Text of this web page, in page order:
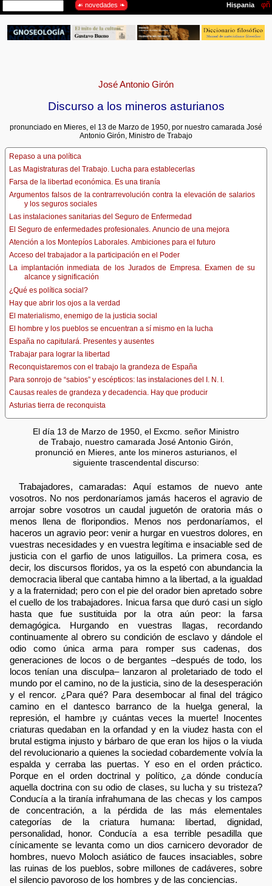
José Antonio Girón
Discurso a los mineros asturianos
pronunciado en Mieres, el 13 de Marzo de 1950, por nuestro camarada José
Antonio Girón, Ministro de Trabajo
Repaso a una política
Las Magistraturas del Trabajo. Lucha para establecerlas
Farsa de la libertad económica. Es una tiranía
Argumentos falsos de la contrarrevolución contra la elevación de salarios
y los seguros sociales
Las instalaciones sanitarias del Seguro de Enfermedad
El Seguro de enfermedades profesionales. Anuncio de una mejora
Atención a los Montepíos Laborales. Ambiciones para el futuro
Acceso del trabajador a la participación en el Poder
La implantación inmediata de los Jurados de Empresa. Examen de su
alcance y significación
¿Qué es política social?
Hay que abrir los ojos a la verdad
El materialismo, enemigo de la justicia social
El hombre y los pueblos se encuentran a sí mismo en la lucha
España no capitulará. Presentes y ausentes
Trabajar para lograr la libertad
Reconquistaremos con el trabajo la grandeza de España
Para sonrojo de “sabios” y escépticos: las instalaciones del I. N. I.
Causas reales de grandeza y decadencia. Hay que producir
Asturias tierra de reconquista
El día 13 de Marzo de 1950, el Excmo. señor Ministro
de Trabajo, nuestro camarada José Antonio Girón,
pronunció en Mieres, ante los mineros asturianos, el
siguiente trascendental discurso:
Trabajadores, camaradas: Aquí estamos de nuevo ante
vosotros. No nos perdonaríamos jamás haceros el agravio de
arrojar sobre vosotros un caudal juguetón de oratoria más o
menos llena de floripondios. Menos nos perdonaríamos, el
haceros un agravio peor: venir a hurgar en vuestros dolores, en
vuestras necesidades y en vuestra legítima e insaciable sed de
justicia con el garfio de unos latiguillos. La primera cosa, es
decir, los discursos floridos, ya os la espetó con abundancia la
democracia liberal que cantaba himno a la libertad, a la igualdad
y a la fraternidad; pero con el pie del orador bien apretado sobre
el cuello de los trabajadores. Inicua farsa que duró casi un siglo
hasta que fue sustituida por la otra aún peor: la farsa
demagógica. Hurgando en vuestras llagas, recordando
continuamente al obrero su condición de esclavo y dándole el
odio como única arma para romper sus cadenas, dos
generaciones de locos o de bergantes –después de todo, los
locos tenían una disculpa– lanzaron al proletariado de todo el
mundo por el camino, no de la justicia, sino de la desesperación
y el rencor. ¿Para qué? Para desembocar al final del trágico
camino en el dantesco barranco de la huelga general, la
represión, el hambre ¡y cuántas veces la muerte! Inocentes
criaturas quedaban en la orfandad y en la viudez hasta con el
brutal estigma injusto y bárbaro de que eran los hijos o la viuda
del revolucionario a quienes la sociedad cobardemente volvía la
espalda y cerraba las puertas. Y eso en el orden práctico.
Porque en el orden doctrinal y político, ¿a dónde conducía
aquella doctrina con su odio de clases, su lucha y su tristeza?
Conducía a la tiranía infrahumana de las checas y los campos
de concentración, a la pérdida de las más elementales
categorías de la criatura humana: libertad, dignidad,
personalidad, honor. Conducía a esa terrible pesadilla que
cínicamente se levanta como un dios carnicero devorador de
hombres, nuevo Moloch asiático de fauces insaciables, sobre
las ruinas de los pueblos, sobre millones de cadáveres, sobre
el silencio pavoroso de los hombres y de las conciencias.